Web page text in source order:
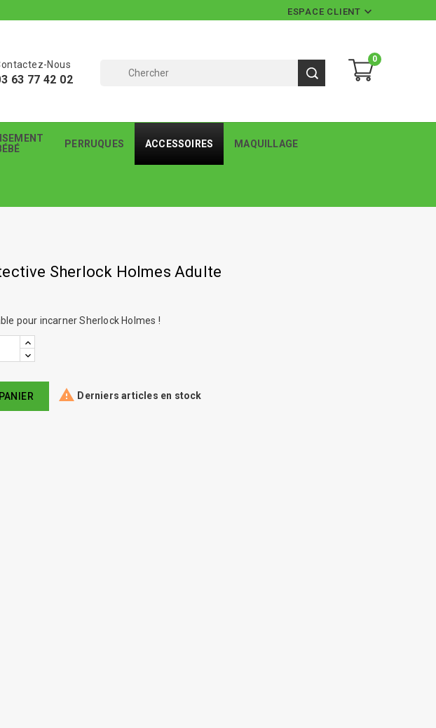
ESPACE CLIENT 
0
Nous
63 77 42 02
PERRUQUES ACCESSOIRES MAQUILLAGE
Sherlock Holmes Adulte
pour incarner Sherlock Holmes !
 Derniers articles en stock